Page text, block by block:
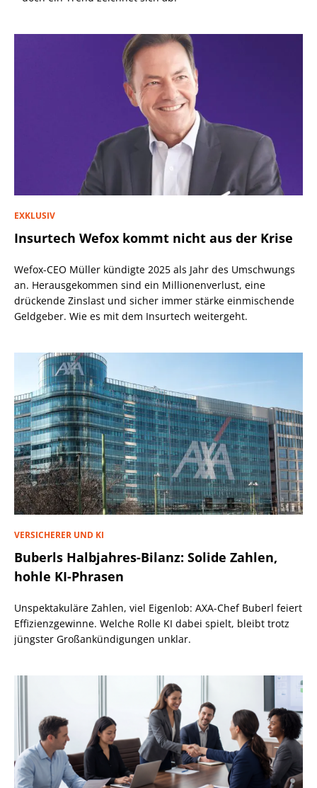
EXKLUSIV
Insurtech Wefox kommt nicht aus der Krise
Wefox-CEO Müller kündigte 2025 als Jahr des Umschwungs
an. Herausgekommen sind ein Millionenverlust, eine
drückende Zinslast und sicher immer stärke einmischende
Geldgeber. Wie es mit dem Insurtech weitergeht.
VERSICHERER UND KI
Buberls Halbjahres-Bilanz: Solide Zahlen,
hohle KI-Phrasen
Unspektakuläre Zahlen, viel Eigenlob: AXA-Chef Buberl feiert
Effizienzgewinne. Welche Rolle KI dabei spielt, bleibt trotz
jüngster Großankündigungen unklar.